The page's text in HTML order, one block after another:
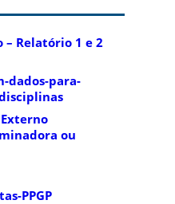
Relatório 1 e 2
dados-para-
ou
PPGP